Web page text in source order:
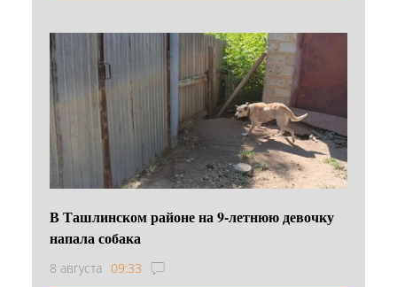
В Ташлинском районе на 9-летнюю девочку
напала собака
8 августа 09:33